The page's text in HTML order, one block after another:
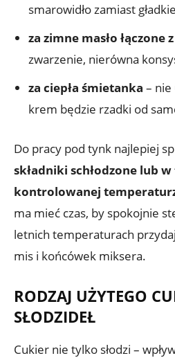
smarowidło zamiast
za zimne masło łączone
zwarzenie, nierówna
za ciepła śmietanka – nie
krem będzie rzadki od
Do pracy pod tynk najlepiej
składniki schłodzone lub
kontrolowanej
ma mieć czas, by spokojnie
letnich temperaturach
mis i końcówek miksera.
RODZAJ UŻYTEGO
SŁODZIDEŁ
Cukier nie tylko słodzi –